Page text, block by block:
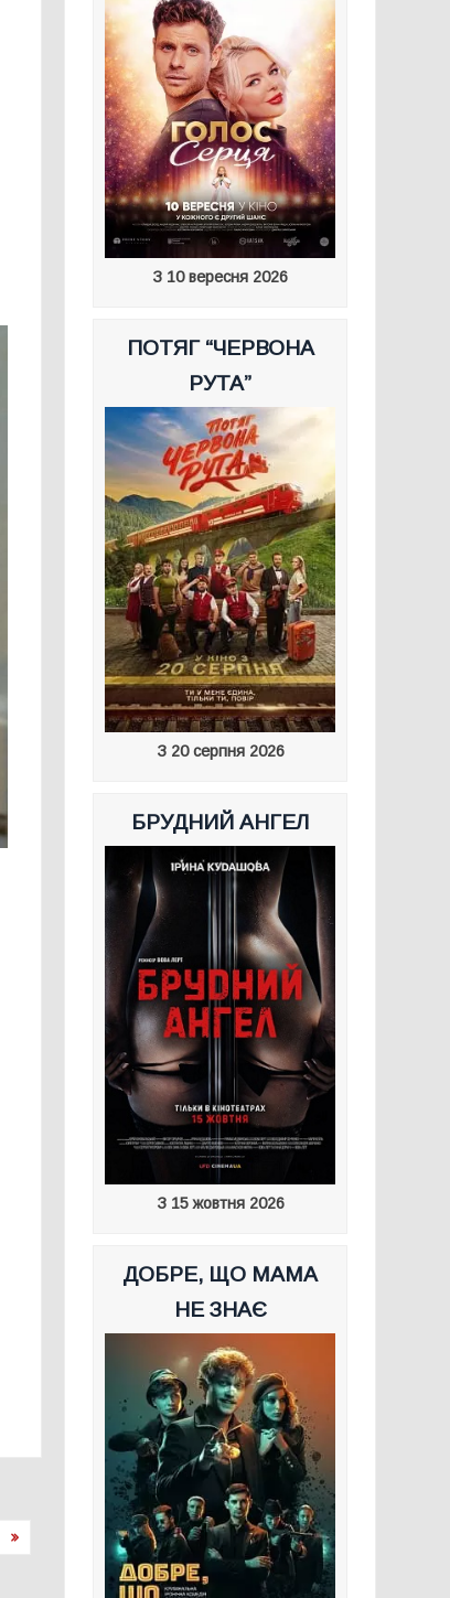
З 10 вересня 2026
ПОТЯГ “ЧЕРВОНА
РУТА”
З 20 серпня 2026
БРУДНИЙ АНГЕЛ
З 15 жовтня 2026
ДОБРЕ, ЩО МАМА
НЕ ЗНАЄ